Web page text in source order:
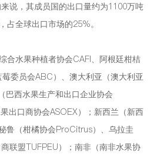
说，其成员国的出口量约为1100万吨
占全球出口市场的25%。
合水果种植者协会CAFI、阿根廷柑桔
委员会ABC）、澳大利亚（澳大利亚
巴西水果生产和出口企业协会
出口商协会ASOEX）；新西兰（新西
鲁（柑橘协会ProCitrus）、乌拉圭
联盟TUFPEU）；南非（南非水果协